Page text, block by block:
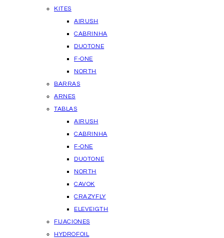
KITES
AIRUSH
CABRINHA
DUOTONE
F-ONE
NORTH
BARRAS
ARNES
TABLAS
AIRUSH
CABRINHA
F-ONE
DUOTONE
NORTH
CAVOK
CRAZYFLY
ELEVEIGTH
FIJACIONES
HYDROFOIL